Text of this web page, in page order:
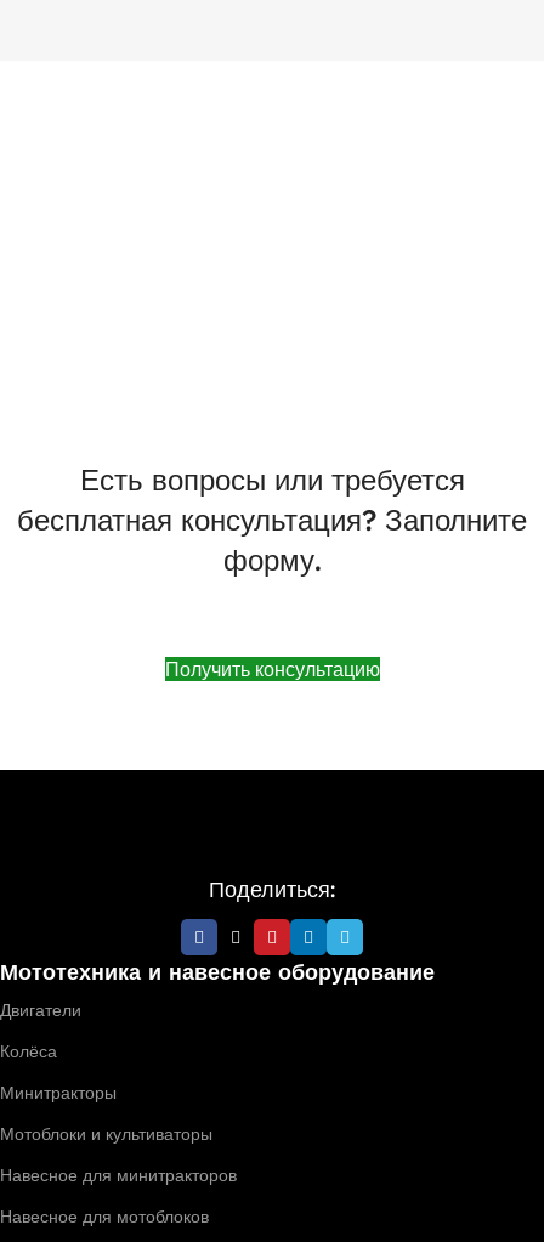
Есть вопросы или требуется
бесплатная консультация? Заполните
форму.
Получить консультацию
Поделиться:
Мототехника и навесное оборудование
Двигатели
Колёса
Минитракторы
Мотоблоки и культиваторы
Навесное для минитракторов
Навесное для мотоблоков